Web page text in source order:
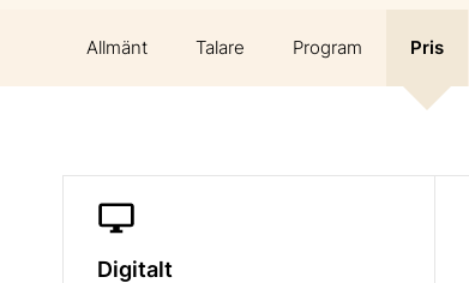
Allmänt Talare Program Pris
Digitalt